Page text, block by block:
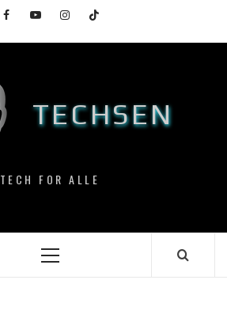
FacebookYouTubeInstagramTikTok
TECHSEN
TECH FOR ALLE
Primary